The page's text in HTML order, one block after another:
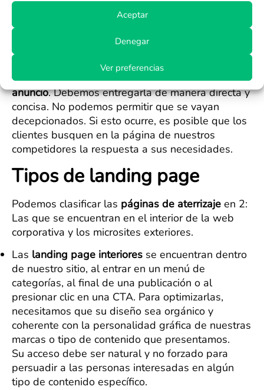
Aceptar
Denegar
Ver preferencias
Dirigimos a los usuarios a nuestra página de
aterrizaje con
links on page y off page
nuestros contenidos
No debemos olvidar que nuestros visitantes han
página de aterrizaje
información, que le prometimos en ellink o en el
anuncio. Debemos entregarla de manera directa y
concisa. No podemos permitir que se vayan
decepcionados. Si esto ocurre, es posible que los
clientes busquen en la página de nuestros
competidores la respuesta a sus necesidades.
Tipos de landing page
Podemos clasificar las páginas de aterrizaje en 2:
Las que se encuentran en el interior de la web
corporativa y los microsites exteriores.
Las landing page interiores se encuentran dentro
de nuestro sitio, al entrar en un menú de
categorías, al final de una publicación o al
presionar clic en una CTA. Para optimizarlas,
necesitamos que su diseño sea orgánico y
coherente con la personalidad gráfica de nuestras
marcas o tipo de contenido que presentamos.
Su acceso debe ser natural y no forzado para
persuadir a las personas interesadas en algún
tipo de contenido específico.